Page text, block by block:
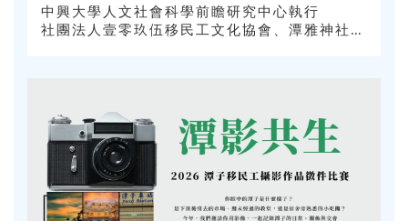
中興大學人文社會科學前瞻研究中心執行
社團法人壹零玖伍移民工文化協會、潭雅神社區